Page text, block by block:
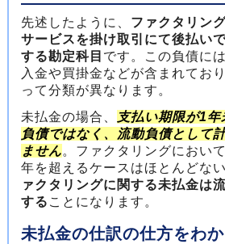
先述したように、 ファクタリン
サービスを掛け取引にて後払い
する勘定科目 です。この負債に
入金や買掛金などが含まれてお
って分類が異なります。
未払金の場合、
支払い期限が1
負債ではなく、流動負債として
ません。ファクタリングにおい
年を超えるケースはほとんどない
ァクタリングに関する未払金は
する ことになります。
未払金の仕訳の仕方をわ